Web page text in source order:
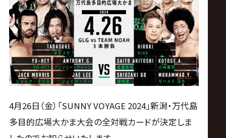
ス
リ
ン
グ・
4月26日（金）「SUNNY VOYAGE 2024」新潟・万代島
多目的広場大かま大会の全対戦カードが決定しま